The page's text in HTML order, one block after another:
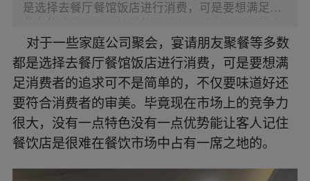
是选择去餐厅餐馆饭店进行消费，可是要想满足消
消费者的审美。毕竟现在市场上的竞争力很大，没
有一点特色没有一点优势能让客人记住餐饮店是很
难在餐饮市场中占有一席之地的。 一、主题餐饮
店装修 主题餐饮一种通过一个或多个主题为吸引
标志的饮食餐厅场所，当消费者身临其中的时候，
经过观察和联想，进入期望的主题情境，重温某段
历史、了解一种陌生的文化等。利用富有特色的建
审美观念，提升设计文化品位，让人们在充满丰富
对于一些家庭公司聚会，宴请朋友聚餐等多数
都是选择去餐厅餐馆饭店进行消费，可是要想满
足消费者的追求可不是简单的，不仅要味道好还
要符合消费者的审美。毕竟现在市场上的竞争力
很大，没有一点特色没有一点优势能让客人记住
餐饮店是很难在餐饮市场中占有一席之地的。